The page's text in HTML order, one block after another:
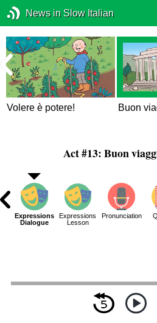
News in Slow Italian
Volere è potere! Buon
Act #13: Buon
Expressions
Dialogue
Expressions
Lesson
Pronunciation